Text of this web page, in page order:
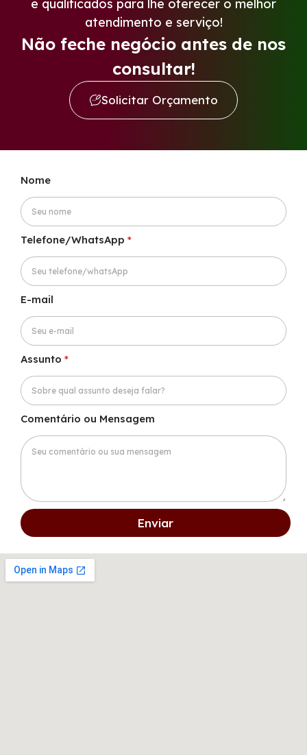
e qualificados para lhe oferecer o melhor
atendimento e serviço!
Não feche negócio antes de nos
consultar!
Solicitar Orçamento
Nome
Telefone/WhatsApp *
E-mail
Assunto *
Comentário ou Mensagem
Enviar